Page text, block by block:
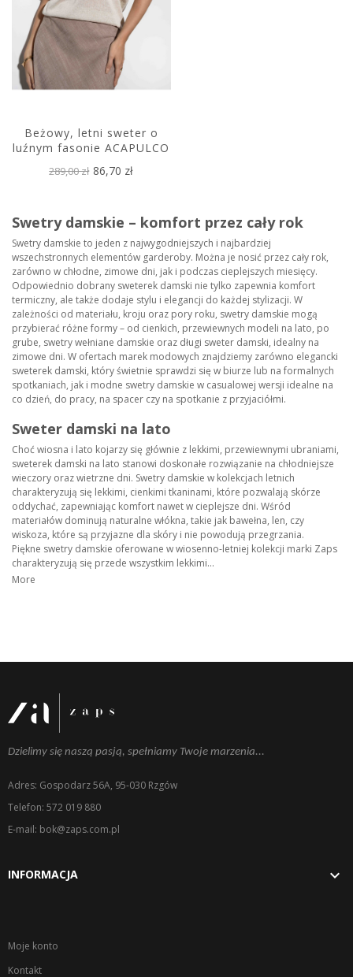
Beżowy, letni sweter o
luźnym fasonie ACAPULCO
289,00 zł 86,70 zł
Swetry damskie – komfort przez cały rok
Swetry damskie to jeden z najwygodniejszych i najbardziej
wszechstronnych elementów garderoby. Można je nosić przez cały rok,
zarówno w chłodne, zimowe dni, jak i podczas cieplejszych miesięcy.
Odpowiednio dobrany sweterek damski nie tylko zapewnia komfort
termiczny, ale także dodaje stylu i elegancji do każdej stylizacji. W
zależności od materiału, kroju oraz pory roku, swetry damskie mogą
przybierać różne formy – od cienkich, przewiewnych modeli na lato, po
grube, swetry wełniane damskie oraz długi sweter damski, idealny na
zimowe dni. W ofertach marek modowych znajdziemy zarówno elegancki
sweterek damski, który świetnie sprawdzi się w biurze lub na formalnych
spotkaniach, jak i modne swetry damskie w casualowej wersji idealne na
co dzień, do pracy, na spacer czy na spotkanie z przyjaciółmi.
Sweter damski na lato
Choć wiosna i lato kojarzy się głównie z lekkimi, przewiewnymi ubraniami,
sweterek damski na lato stanowi doskonałe rozwiązanie na chłodniejsze
wieczory oraz wietrzne dni. Swetry damskie w kolekcjach letnich
charakteryzują się lekkimi, cienkimi tkaninami, które pozwalają skórze
oddychać, zapewniając komfort nawet w cieplejsze dni. Wśród
materiałów dominują naturalne włókna, takie jak bawełna, len, czy
wiskoza, które są przyjazne dla skóry i nie powodują przegrzania.
Piękne swetry damskie oferowane w wiosenno-letniej kolekcji marki Zaps
charakteryzują się przede wszystkim lekkimi...
More
Dzielimy się naszą pasją, spełniamy Twoje marzenia...
Adres: Gospodarz 56A, 95-030 Rzgów
Telefon: 572 019 880
E-mail: bok@zaps.com.pl
INFORMACJA 
Moje konto
Kontakt